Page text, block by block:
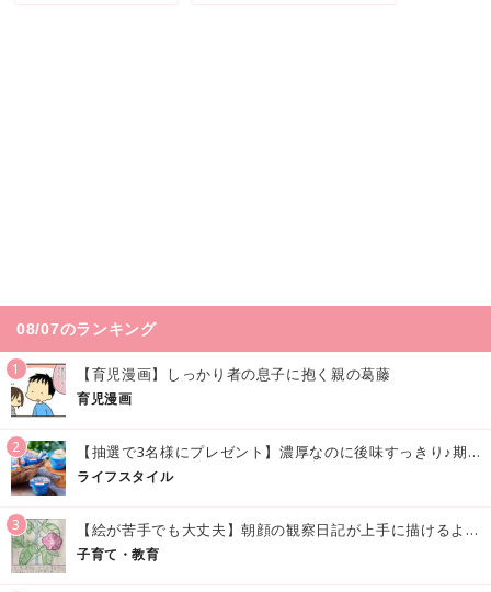
08/07のランキング
1 【育児漫画】しっかり者の息子に抱く親の葛藤
育児漫画
2 【抽選で3名様にプレゼント】濃厚なのに後味すっきり♪期間限定の「メイトーのなめらかプリン カルピス®入りソース」で夏を味わおう！
ライフスタイル
3 【絵が苦手でも大丈夫】朝顔の観察日記が上手に描けるようになる方法｜イラスト付き
子育て・教育